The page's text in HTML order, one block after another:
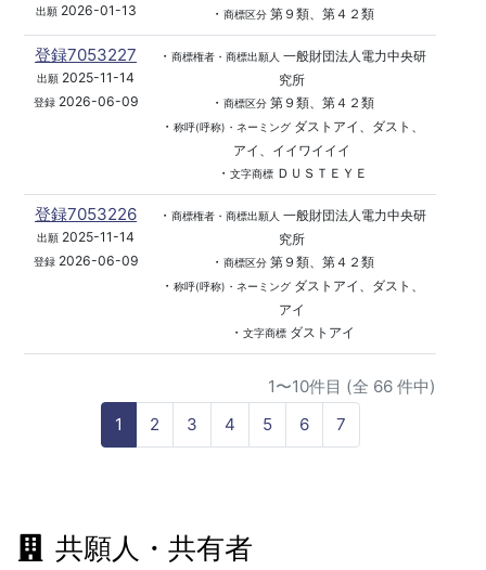
出願2026-01-13
・ 商標区分第９類、第４２類
登録7053227
出願 2025-11-14
登録2026-06-09
・ 商標権者・商標出願人 一般財団法人電力中央研
究所
・ 商標区分第９類、第４２類
・ 称呼(呼称)・ネーミングダストアイ、ダスト、
アイ、イイワイイイ
・ 文字商標ＤＵＳＴＥＹＥ
登録7053226
出願 2025-11-14
登録2026-06-09
・ 商標権者・商標出願人 一般財団法人電力中央研
究所
・ 商標区分第９類、第４２類
・ 称呼(呼称)・ネーミングダストアイ、ダスト、
アイ
・ 文字商標ダストアイ
1〜10件目 (全 66 件中)
1
2 3 4 5 6 7
共願人・共有者